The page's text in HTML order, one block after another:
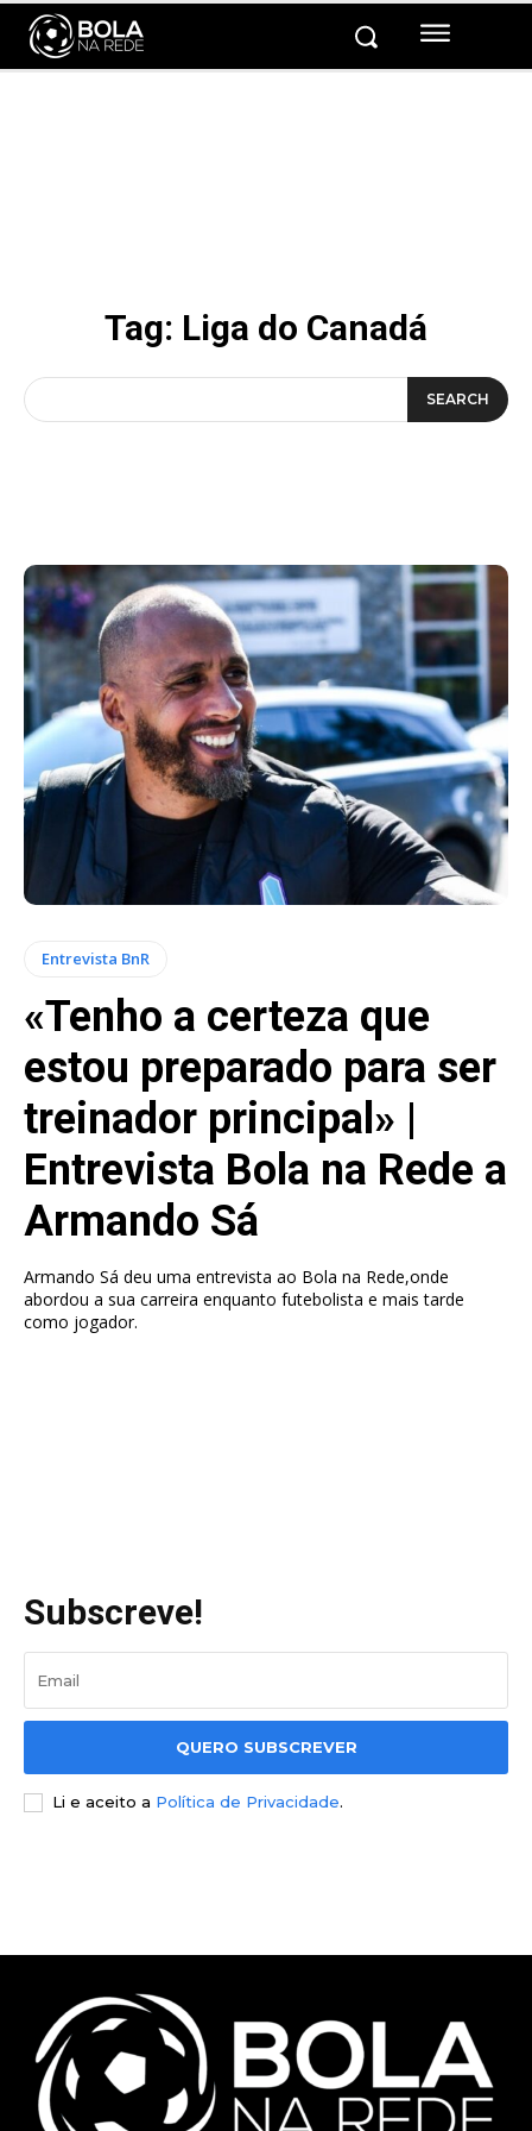
Tag: Liga do Canadá
SEARCH
Entrevista BnR
«Tenho a certeza que
estou preparado para ser
treinador principal» |
Entrevista Bola na Rede a
Armando Sá
Armando Sá deu uma entrevista ao Bola na Rede,onde
abordou a sua carreira enquanto futebolista e mais tarde
como jogador.
Subscreve!
QUERO SUBSCREVER
Li e aceito a Política de Privacidade.